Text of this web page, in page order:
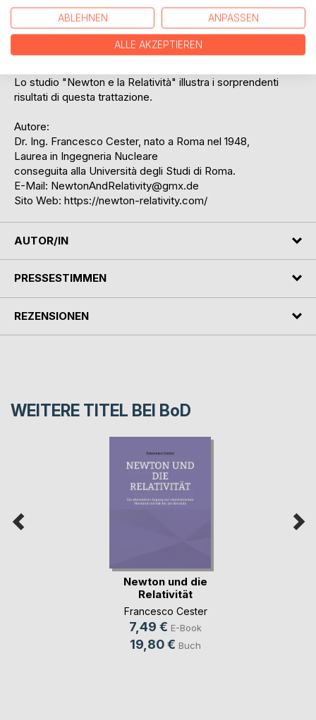
nuovo approccio è stato ora indagato col presente lavoro.
Si dimostra che il Principio di Equivalenza tra Energia e
Massa in connessione con la Seconda Legge della
Dinamica di Newton, consente un passaggio logico e
Lo studio "Newton e la Relatività" illustra i sorprendenti
risultati di questa trattazione.
Autore:
Dr. Ing. Francesco Cester, nato a Roma nel 1948,
Laurea in Ingegneria Nucleare
conseguita alla Università degli Studi di Roma.
E-Mail: NewtonAndRelativity@gmx.de
Sito Web: https://newton-relativity.com/
AUTOR/IN
PRESSESTIMMEN
REZENSIONEN
WEITERE TITEL BEI BoD
Newton und die
Relativität
Francesco Cester
7,49 € E-Book
19,80 € Buch
ABLEHNEN ANPASSEN
ALLE AKZEPTIEREN